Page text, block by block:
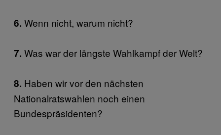
6. Wenn nicht, warum nicht?
7. Was war der längste Wahlkampf der Welt?
8. Haben wir vor den nächsten
Nationalratswahlen noch einen
Bundespräsidenten?